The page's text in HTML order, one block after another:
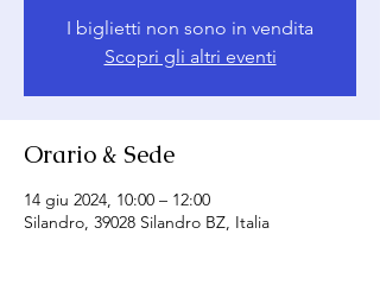
I biglietti non sono in vendita
Scopri gli altri eventi
Orario & Sede
14 giu 2024, 10:00 – 12:00
Silandro, 39028 Silandro BZ, Italia